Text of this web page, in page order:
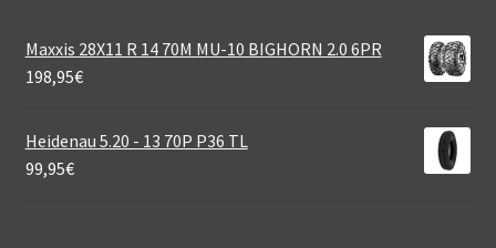
Maxxis 28X11 R 14 70M MU-10 BIGHORN 2.0 6PR
198,95€
Heidenau 5.20 - 13 70P P36 TL
99,95€